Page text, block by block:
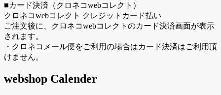
■カード決済（クロネコwebコレクト）
クロネコwebコレクト クレジットカード払い
ご注文後に、クロネコwebコレクトのカード決済画面が表示
されます。
・クロネコメール便をご利用の場合はカード決済はご利用頂
けません。
webshop Calender